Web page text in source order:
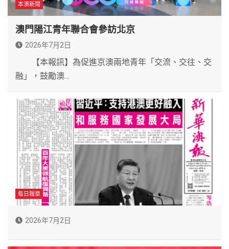
本澳新聞
澳門陽江青年聯合會參訪北京
2026年7月2日
【本報訊】為促進京澳兩地青年「交流、交往、交
融」，鼓勵澳…
每日報章
2026年7月2日